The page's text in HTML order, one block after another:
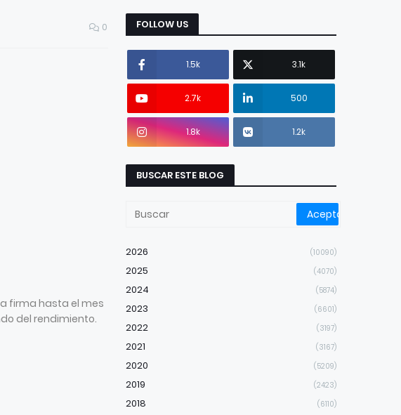
0
firma hasta el mes
del rendimiento.
FOLLOW US
1.5k 3.1k
2.7k 500
1.8k 1.2k
BUSCAR ESTE BLOG
2026 (10090)
2025 (4070)
2024 (5874)
2023 (6601)
2022 (3197)
2021 (3167)
2020 (5209)
2019 (2423)
2018 (6110)